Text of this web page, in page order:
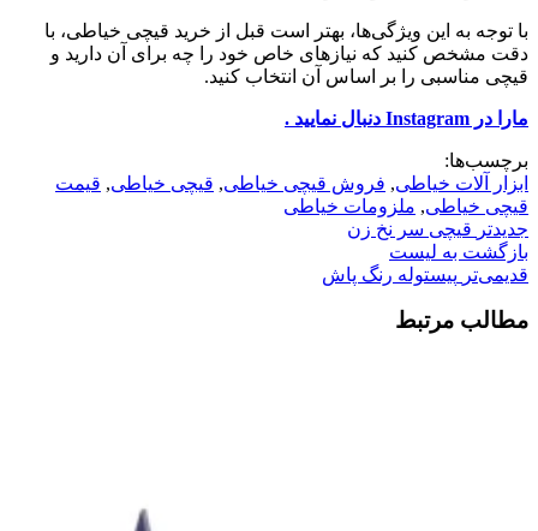
با توجه به این ویژگی‌ها، بهتر است قبل از خرید قیچی خیاطی، با
دقت مشخص کنید که نیازهای خاص خود را چه برای آن دارید و
قیچی مناسبی را بر اساس آن انتخاب کنید.
مارا در Instagram دنبال نمایید .
برچسب‌ها:
ابزار آلات خیاطی, فروش قیچی خیاطی, قیچی خیاطی, قیمت
قیچی خیاطی, ملزومات خیاطی
جدیدتر قیچی سر نخ زن
بازگشت به لیست
قدیمی‌تر پیستوله رنگ پاش
مطالب مرتبط